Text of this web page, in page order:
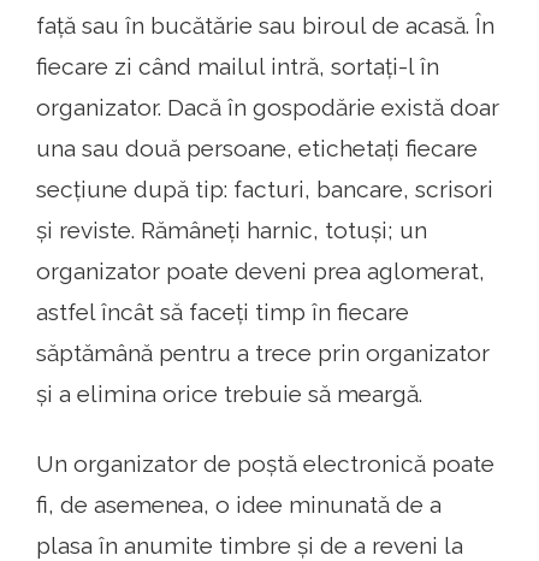
față sau în bucătărie sau biroul de acasă. În
fiecare zi când mailul intră, sortați-l în
organizator. Dacă în gospodărie există doar
una sau două persoane, etichetați fiecare
secțiune după tip: facturi, bancare, scrisori
și reviste. Rămâneți harnic, totuși; un
organizator poate deveni prea aglomerat,
astfel încât să faceți timp în fiecare
săptămână pentru a trece prin organizator
și a elimina orice trebuie să meargă.
Un organizator de poștă electronică poate
fi, de asemenea, o idee minunată de a
plasa în anumite timbre și de a reveni la